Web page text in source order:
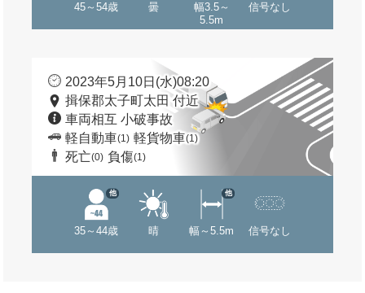
45～54歳 曇
幅3.5～
5.5m
信号なし
2023年5月10日(水)08:20
揖保郡太子町太田 付近
車両相互 小破事故
軽自動車(1) 軽貨物車(1)
死亡(0) 負傷(1)
35～44歳
他
晴 幅～5.5m
他
信号なし